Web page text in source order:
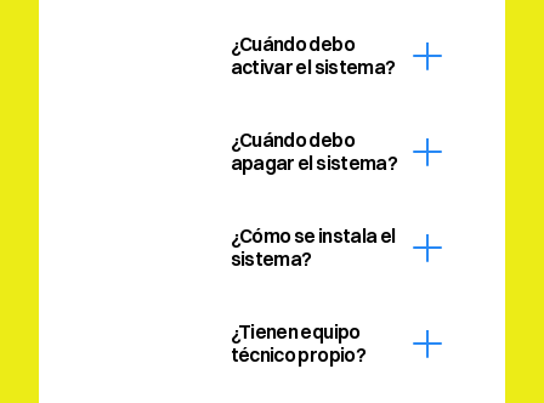
¿Cuándo debo
activar el sistema?
¿Cuándo debo
apagar el sistema?
¿Cómo se instala el
sistema?
¿Tienen equipo
técnico propio?